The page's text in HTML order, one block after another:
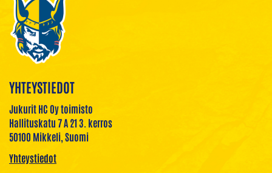
YHTEYSTIEDOT
Jukurit HC Oy toimisto
Hallituskatu 7 A 21 3. kerros
50100 Mikkeli, Suomi
Yhteystiedot